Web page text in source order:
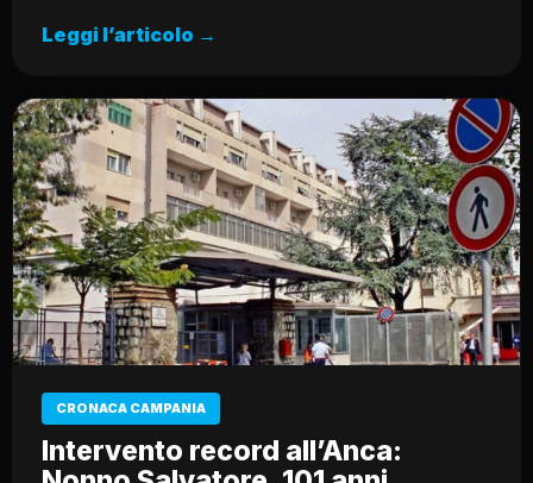
Leggi l’articolo →
CRONACA CAMPANIA
Intervento record all’Anca: